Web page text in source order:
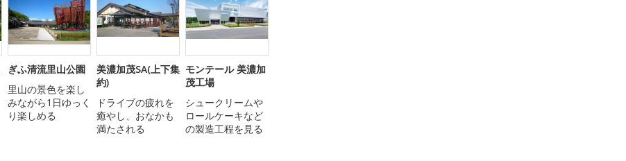
ぎふ清流里山公園
里山の景色を楽し
みながら1日ゆっく
り楽しめる
美濃加茂SA(上下集
約)
ドライブの疲れを
癒やし、おなかも
満たされる
モンテール 美濃加
茂工場
シュークリームや
ロールケーキなど
の製造工程を見る